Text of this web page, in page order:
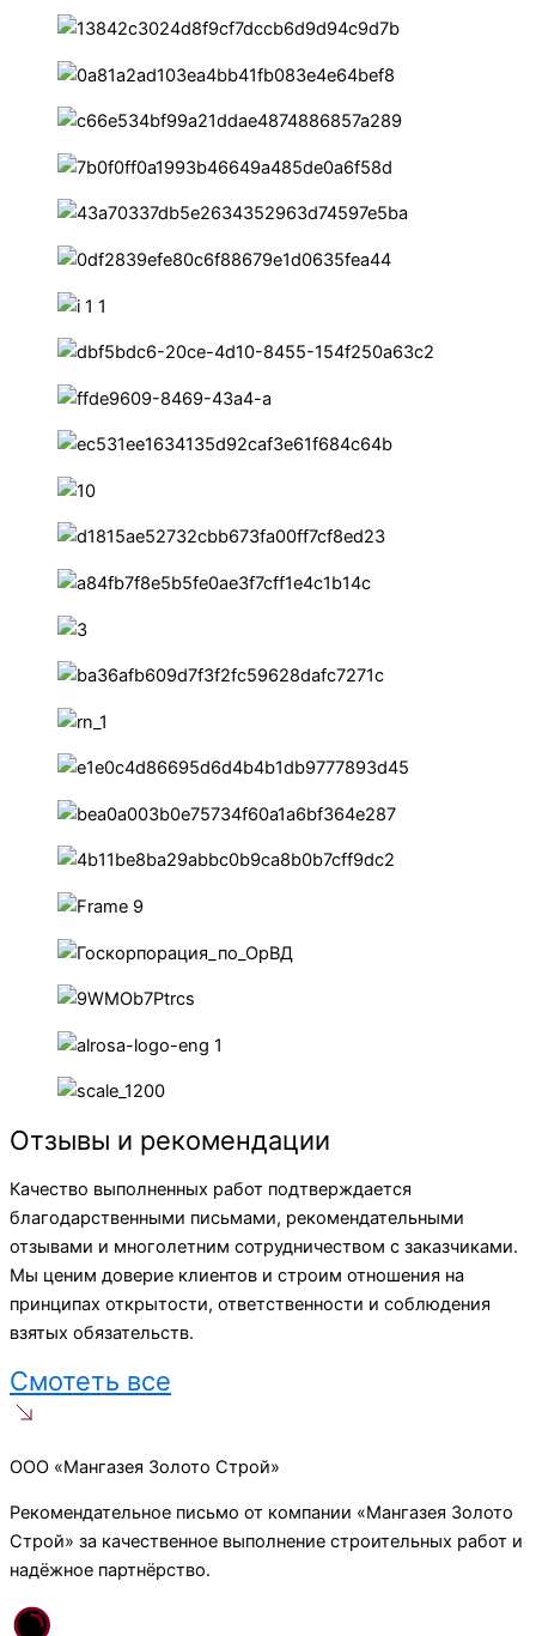
Отзывы и рекомендации
Качество выполненных работ подтверждается
благодарственными письмами, рекомендательными
отзывами и многолетним сотрудничеством с заказчиками.
Мы ценим доверие клиентов и строим отношения на
принципах открытости, ответственности и соблюдения
взятых обязательств.
Смотеть все
ООО «Мангазея Золото Строй»
Рекомендательное письмо от компании «Мангазея Золото
Строй» за качественное выполнение строительных работ и
надёжное партнёрство.